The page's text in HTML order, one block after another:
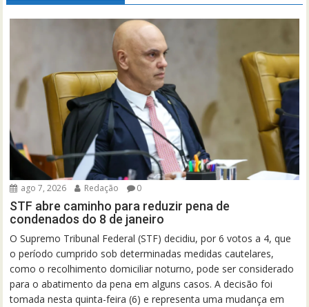
ago 7, 2026 Redação 0
STF abre caminho para reduzir pena de
condenados do 8 de janeiro
O Supremo Tribunal Federal (STF) decidiu, por 6 votos a 4, que
o período cumprido sob determinadas medidas cautelares,
como o recolhimento domiciliar noturno, pode ser considerado
para o abatimento da pena em alguns casos. A decisão foi
tomada nesta quinta-feira (6) e representa uma mudança em